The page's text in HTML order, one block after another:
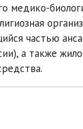
частью
а также